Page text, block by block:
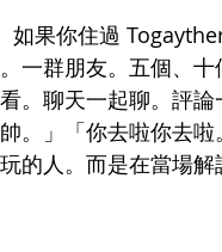
果你住過
一群朋友。五個、
。聊天一起聊。評
。」「你去啦你去
的人。而是在當場